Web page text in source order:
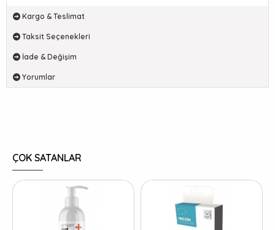
Kargo & Teslimat
Taksit Seçenekleri
İade & Değişim
Yorumlar
ÇOK SATANLAR